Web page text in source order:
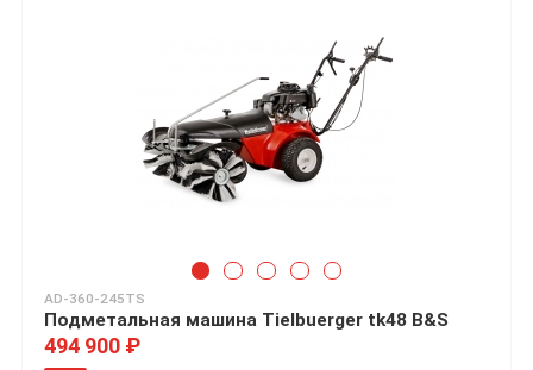
AD-360-245TS
Подметальная машина Tielbuerger tk48 B&S
494 900 ₽